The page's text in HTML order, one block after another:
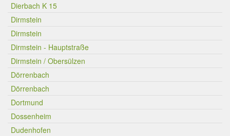
Dierbach K 15
Dirmstein
Dirmstein
Dirmstein - Hauptstraße
Dirmstein / Obersülzen
Dörrenbach
Dörrenbach
Dortmund
Dossenheim
Dudenhofen